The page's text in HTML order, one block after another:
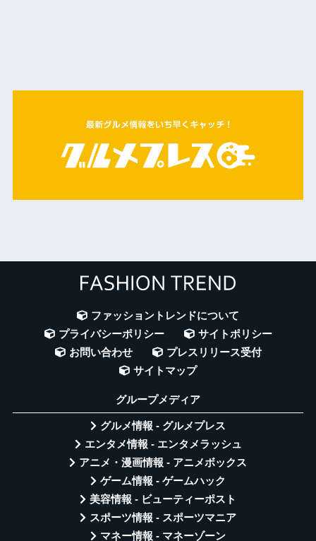
ファッショントレンドについて
プライバシーポリシー
サイトポリシー
お問い合わせ
プレスリリース受付
サイトマップ
グループメディア
グルメ情報 - グルメプレス
エンタメ情報 - エンタメラッシュ
アニメ・漫画情報 - アニメボックス
ゲーム情報 - ゲームハック
美容情報 - ビューティーポスト
スポーツ情報 - スポーツマニア
マネー情報 - マネーゾーン